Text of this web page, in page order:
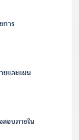
การ
และแผน
อบภายใน